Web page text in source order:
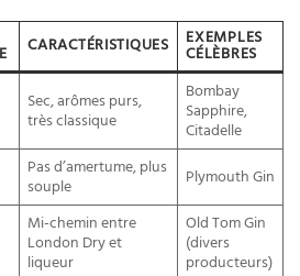
CARACTÉRISTIQUES EXEMPLES
CÉLÈBRES
Sec, arômes purs,
très classique
Bombay
Sapphire,
Citadelle
Pas d’amertume, plus
souple
Plymouth Gin
Mi-chemin entre
London Dry et
liqueur
Old Tom Gin
(divers
producteurs)